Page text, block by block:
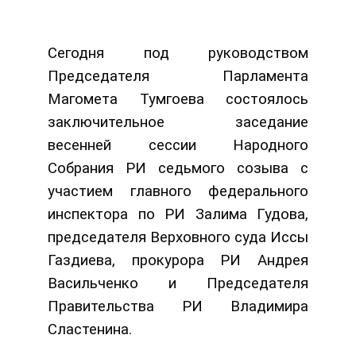
Сегодня под руководством
Председателя Парламента
Магомета Тумгоева состоялось
заключительное заседание
весенней сессии Народного
Собрания РИ седьмого созыва с
участием главного федерального
инспектора по РИ Залима Гудова,
председателя Верховного суда Иссы
Газдиева, прокурора РИ Андрея
Васильченко и Председателя
Правительства РИ Владимира
Сластенина.